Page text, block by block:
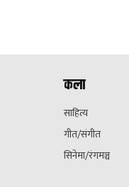
कला
साहित्य
गीत/संगीत
सिनेमा/रंगमञ्च